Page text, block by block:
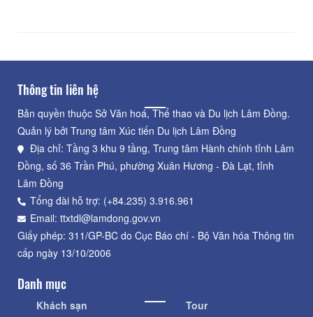
Thông tin liên hệ
Bản quyền thuộc Sở Văn hoá, Thể thao và Du lịch Lâm Đồng.
Quản lý bởi Trung tâm Xúc tiến Du lịch Lâm Đồng
Địa chỉ: Tầng 3 khu 9 tầng, Trung tâm Hành chính tỉnh Lâm
Đồng, số 36 Trần Phú, phường Xuân Hương - Đà Lạt, tỉnh
Lâm Đồng
Tổng đài hỗ trợ: (+84.235) 3.916.961
Email: ttxtdl@lamdong.gov.vn
Giấy phép: 311/GP-BC do Cục Báo chí - Bộ Văn hóa Thông tin
cấp ngày 13/10/2006
Danh mục
Khách sạn
Tour